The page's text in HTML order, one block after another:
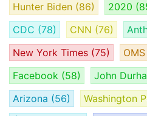
Hunter Biden (86) 2020
CDC (78) CNN (76)
New York Times (75) OMS
Facebook (58) John
Arizona (56) Washington